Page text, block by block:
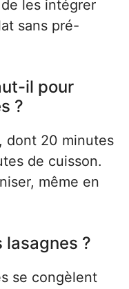
les intégrer
sans pré-
il pour
?
dont 20 minutes
de cuisson.
même en
lasagnes ?
se congèlent